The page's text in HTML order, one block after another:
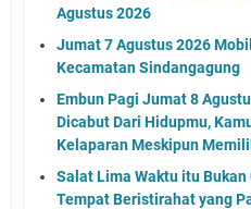
Agustus 2026
Jumat 7 Agustus 2026
Kecamatan Sindangagung
Embun Pagi Jumat 8
Dicabut Dari Hidupmu,
Kelaparan Meskipun
Salat Lima Waktu itu
Tempat Beristirahat yang